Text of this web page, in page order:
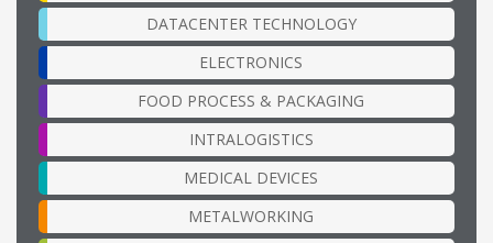
DATACENTER TECHNOLOGY
ELECTRONICS
FOOD PROCESS & PACKAGING
INTRALOGISTICS
MEDICAL DEVICES
METALWORKING